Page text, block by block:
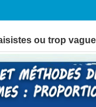
ou trop